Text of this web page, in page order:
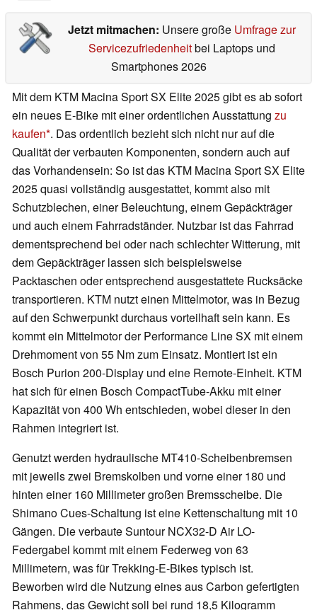
Jetzt mitmachen: Unsere große Umfrage zur
Servicezufriedenheitbei Laptops und
Smartphones 2026
Mit dem KTM Macina Sport SX Elite 2025 gibt es ab sofort
ein neues E-Bike mit einer ordentlichen Ausstattung zu
kaufen . Das ordentlich bezieht sich nicht nur auf die
Qualität der verbauten Komponenten, sondern auch auf
das Vorhandensein: So ist das KTM Macina Sport SX Elite
2025 quasi vollständig ausgestattet, kommt also mit
Schutzblechen, einer Beleuchtung, einem Gepäckträger
und auch einem Fahrradständer. Nutzbar ist das Fahrrad
dementsprechend bei oder nach schlechter Witterung, mit
dem Gepäckträger lassen sich beispielsweise
Packtaschen oder entsprechend ausgestattete Rucksäcke
transportieren. KTM nutzt einen Mittelmotor, was in Bezug
auf den Schwerpunkt durchaus vorteilhaft sein kann. Es
kommt ein Mittelmotor der Performance Line SX mit einem
Drehmoment von 55 Nm zum Einsatz. Montiert ist ein
Bosch Purion 200-Display und eine Remote-Einheit. KTM
hat sich für einen Bosch CompactTube-Akku mit einer
Kapazität von 400 Wh entschieden, wobei dieser in den
Rahmen integriert ist.
Genutzt werden hydraulische MT410-Scheibenbremsen
mit jeweils zwei Bremskolben und vorne einer 180 und
hinten einer 160 Millimeter großen Bremsscheibe. Die
Shimano Cues-Schaltung ist eine Kettenschaltung mit 10
Gängen. Die verbaute Suntour NCX32-D Air LO-
Federgabel kommt mit einem Federweg von 63
Millimetern, was für Trekking-E-Bikes typisch ist.
Beworben wird die Nutzung eines aus Carbon gefertigten
Rahmens, das Gewicht soll bei rund 18,5 Kilogramm